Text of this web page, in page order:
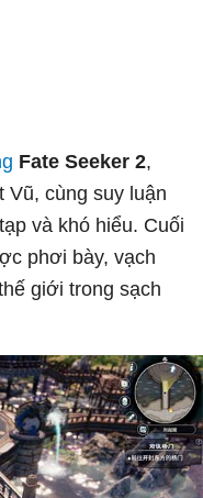
Fate Seeker 2,
cùng suy luận
và khó hiểu. Cuối
phơi bày, vạch
giới trong sạch